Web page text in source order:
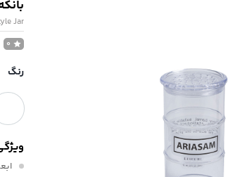
بانکه طرح
Jar
0
رنگ